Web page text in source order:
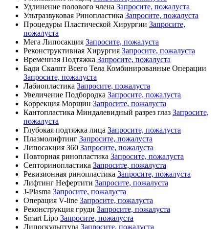
Удлинение полового члена Запросите, пожалуста
Ультразвуковая Ринопластика Запросите, пожалуста
Процедуры Пластической Хирургии Запросите,
пожалуста
Мега Липосакция Запросите, пожалуста
Реконструктивная Хирургия Запросите, пожалуста
Временная Подтяжка Запросите, пожалуста
Бади Скалпт Всего Тела Комбинированные Операции
Запросите, пожалуста
Лабиопластика Запросите, пожалуста
Увеличение Подбородка Запросите, пожалуста
Коррекция Морщин Запросите, пожалуста
Кантопластика Миндалевидный разрез глаз Запросите,
пожалуста
Глубокая подтяжка лица Запросите, пожалуста
Плазмолифтинг Запросите, пожалуста
Липосакция 360 Запросите, пожалуста
Повторная ринопластика Запросите, пожалуста
Септоринопластика Запросите, пожалуста
Ревизионная ринопластика Запросите, пожалуста
Лифтинг Нефертити Запросите, пожалуста
J-Plasma Запросите, пожалуста
Операция V-line Запросите, пожалуста
Реконструкция груди Запросите, пожалуста
Smart Lipo Запросите, пожалуста
Липоскульптура Запросите, пожалуста